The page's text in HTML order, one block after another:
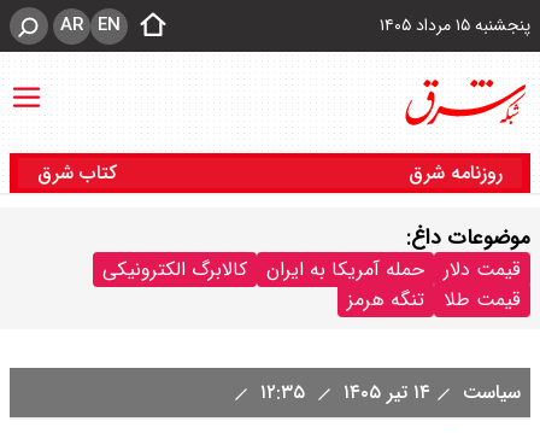
پنجشنبه ۱۵ مرداد ۱۴۰۵ EN
AR
روزنامه شرق کتاب شرق
موضوعات داغ:
قیمت دلار حمله آمریکا به ایران
کالابرگ الکترونیکی
قیمت طلا
تنگه هرمز
سیاست ۱۴ تیر ۱۴۰۵